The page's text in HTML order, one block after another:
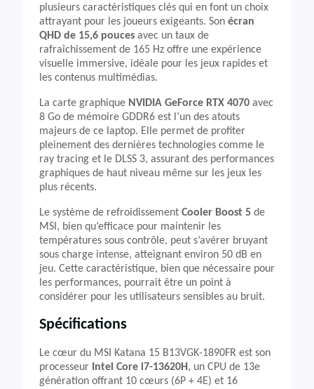
plusieurs caractéristiques clés qui en font un choix
attrayant pour les joueurs exigeants. Son écran
QHD de 15,6 pouces avec un taux de
rafraîchissement de 165 Hz offre une expérience
visuelle immersive, idéale pour les jeux rapides et
les contenus multimédias.
La carte graphique NVIDIA GeForce RTX 4070 avec
8 Go de mémoire GDDR6 est l’un des atouts
majeurs de ce laptop. Elle permet de profiter
pleinement des dernières technologies comme le
ray tracing et le DLSS 3, assurant des performances
graphiques de haut niveau même sur les jeux les
plus récents.
Le système de refroidissement Cooler Boost 5 de
MSI, bien qu’efficace pour maintenir les
températures sous contrôle, peut s’avérer bruyant
sous charge intense, atteignant environ 50 dB en
jeu. Cette caractéristique, bien que nécessaire pour
les performances, pourrait être un point à
considérer pour les utilisateurs sensibles au bruit.
Spécifications
Le cœur du MSI Katana 15 B13VGK-1890FR est son
processeur Intel Core i7-13620H , un CPU de 13e
génération offrant 10 cœurs (6P + 4E) et 16